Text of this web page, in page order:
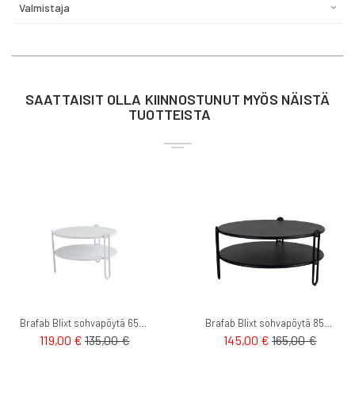
Valmistaja
SAATTAISIT OLLA KIINNOSTUNUT MYÖS NÄISTÄ
TUOTTEISTA
119,00 € 135,00 € 145,00 € 165,00 €